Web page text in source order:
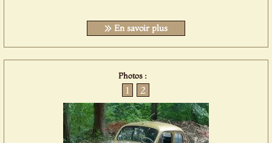
En savoir plus
Photos :
1 2